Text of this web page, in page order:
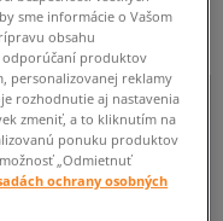
€
- najnižšia cena
sme informácie o Vašom
obsahu
odporúčaní produktov
personalizovanej reklamy
rozhodnutie aj nastavenia
zmeniť, a to kliknutím na
ponuku produktov
„Odmietnuť
ochrany osobných